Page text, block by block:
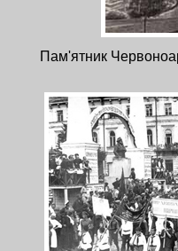
Пам'ятник